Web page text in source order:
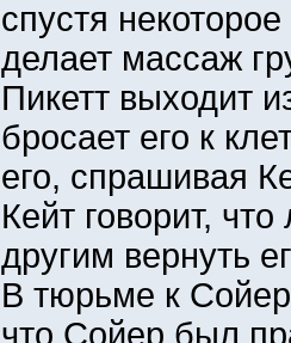
спустя
делает массаж
Пикетт выходит
бросает его к
его, спрашивая
Кейт говорит,
другим вернуть
В тюрьме к
что Сойер был